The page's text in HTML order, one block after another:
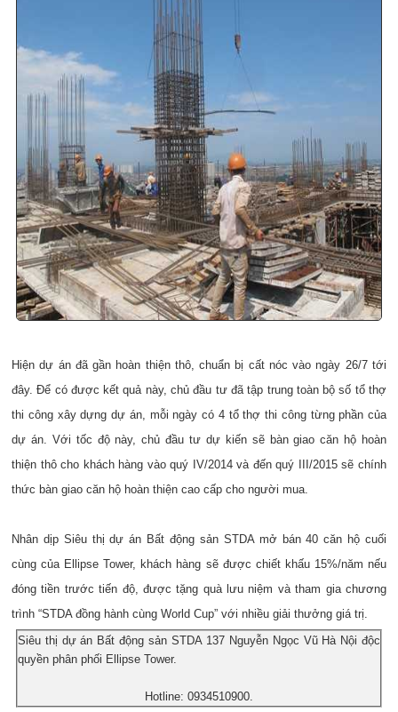
Hiện dự án đã gần hoàn thiện thô, chuẩn bị cất nóc vào ngày 26/7 tới
đây. Để có được kết quả này, chủ đầu tư đã tập trung toàn bộ số tổ thợ
thi công xây dựng dự án, mỗi ngày có 4 tổ thợ thi công từng phần của
dự án. Với tốc độ này, chủ đầu tư dự kiến sẽ bàn giao căn hộ hoàn
thiện thô cho khách hàng vào quý IV/2014 và đến quý III/2015 sẽ chính
thức bàn giao căn hộ hoàn thiện cao cấp cho người mua.
Nhân dịp Siêu thị dự án Bất động sản STDA mở bán 40 căn hộ cuối
cùng của Ellipse Tower, khách hàng sẽ được chiết khấu 15%/năm nếu
đóng tiền trước tiến độ, được tặng quà lưu niệm và tham gia chương
trình “STDA đồng hành cùng World Cup” với nhiều giải thưởng giá trị.
Siêu thị dự án Bất động sản STDA 137 Nguyễn Ngọc Vũ Hà Nội độc
quyền phân phối Ellipse Tower.
Hotline: 0934510900.